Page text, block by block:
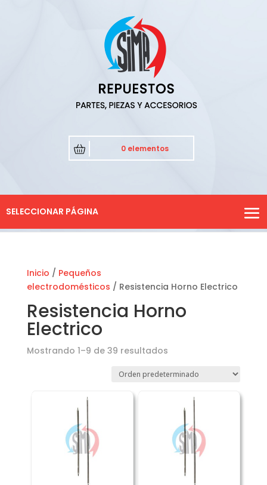
0 elementos
SELECCIONAR PÁGINA
Inicio / Pequeños
electrodomésticos / Resistencia Horno Electrico
Resistencia Horno
Electrico
Mostrando 1–9 de 39 resultados